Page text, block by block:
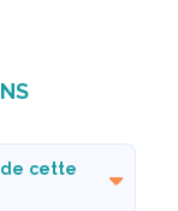
de cette